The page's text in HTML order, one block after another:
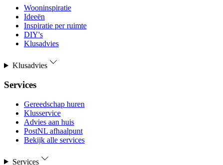
Wooninspiratie
Ideeën
Inspiratie per ruimte
DIY's
Klusadvies
Klusadvies
Services
Gereedschap huren
Klusservice
Advies aan huis
PostNL afhaalpunt
Bekijk alle services
Services